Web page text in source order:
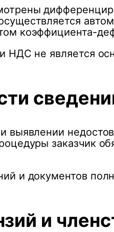
коэффициента-
НДС не является
выявлении
заказчик
и документов
и